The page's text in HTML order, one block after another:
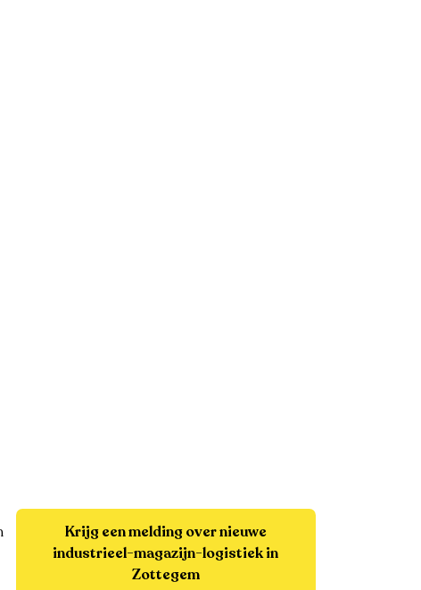
Krijg een melding over nieuwe
industrieel-magazijn-logistiek in
Zottegem